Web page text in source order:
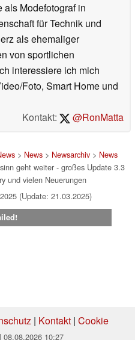
Modefotograf in
für Technik und
als ehemaliger
von sportlichen
interessiere ich mich
Foto, Smart Home und
Kontakt:
@RonMatta
> News> Newsarchiv> News
geht weiter - großes Update 3.3
und vielen Neuerungen
(Update: 21.03.2025)
| Kontakt| Cookie
| 08.08.2026 10:27